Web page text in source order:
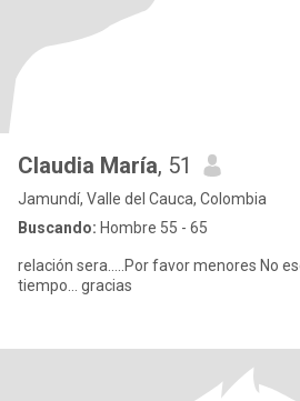
Claudia María, 51
Jamundí, Valle del Cauca, Colombia
Buscando: Hombre 55 - 65
relación sera.....Por favor menores No
tiempo... gracias